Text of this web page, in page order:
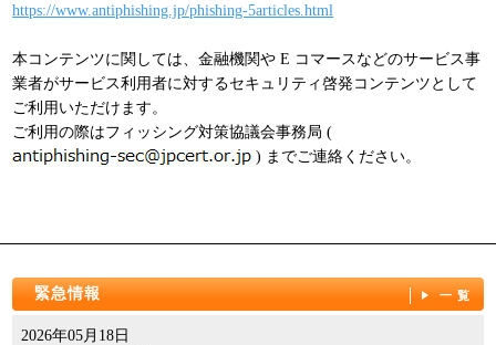
https://www.antiphishing.jp/phishing-5articles.html
本コンテンツに関しては、金融機関や E コマースなどのサービス事
業者がサービス利用者に対するセキュリティ啓発コンテンツとして
ご利用いただけます。
ご利用の際はフィッシング対策協議会事務局 (
) までご連絡ください。
緊急情報 一覧
2026年05月18日